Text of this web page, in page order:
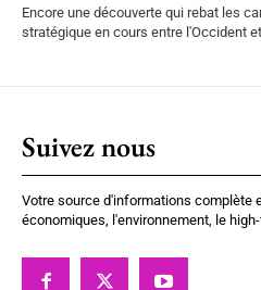
Encore une découverte qui rebat les
stratégique en cours entre l'Occident
Suivez nous
Votre source d'informations complète
économiques, l'environnement, le